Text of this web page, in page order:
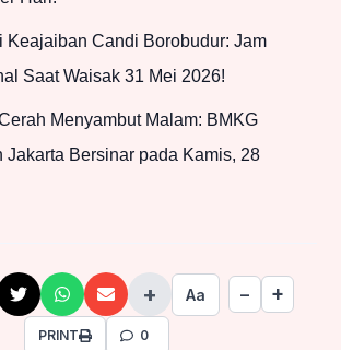
Keajaiban Candi Borobudur: Jam
Saat Waisak 31 Mei 2026!
Menyambut Malam: BMKG
Jakarta Bersinar pada Kamis, 28
+ Aa − +
PRINT 0